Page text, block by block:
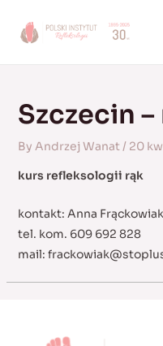
Szczecin
By Andrzej Wanat/ 20
kurs refleksologii rąk
kontakt: Anna Frąckowiak
tel. kom. 609 692 828
mail: